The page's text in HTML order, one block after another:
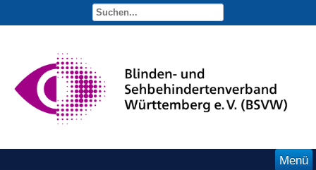
Menü